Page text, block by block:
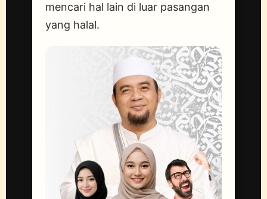
mencari hal lain di luar pasangan
yang halal.